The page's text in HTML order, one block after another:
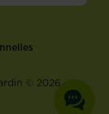
© 2026 –